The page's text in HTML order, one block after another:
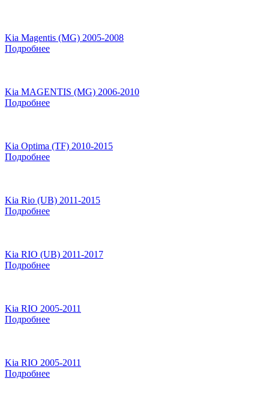
Kia Magentis (MG) 2005-2008
Подробнее
Kia MAGENTIS (MG) 2006-2010
Подробнее
Kia Optima (TF) 2010-2015
Подробнее
Kia Rio (UB) 2011-2015
Подробнее
Kia RIO (UB) 2011-2017
Подробнее
Kia RIO 2005-2011
Подробнее
Kia RIO 2005-2011
Подробнее